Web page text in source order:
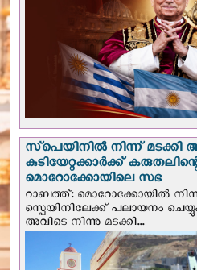
സ്‌പെയിനില്‍ നിന്ന് മടക്കി
കുടിയേറ്റക്കാര്‍ക്ക്
മൊറോക്കോയിലെ സഭ
റാബത്ത്: മൊറോക്കോയിൽ
സ്പെയിനിലേക്ക് പലായനം
അവിടെ നിന്നു മടക്കി...